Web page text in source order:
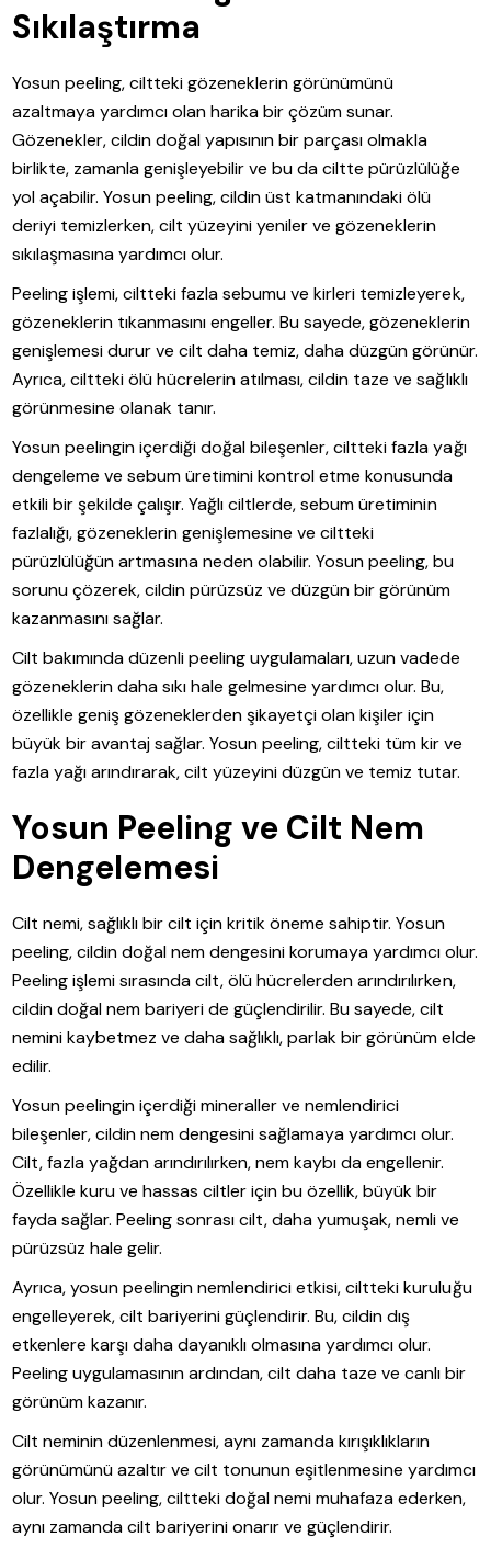
Sıkılaştırma
Yosun peeling, ciltteki gözeneklerin görünümünü
azaltmaya yardımcı olan harika bir çözüm sunar.
Gözenekler, cildin doğal yapısının bir parçası olmakla
birlikte, zamanla genişleyebilir ve bu da ciltte pürüzlülüğe
yol açabilir. Yosun peeling, cildin üst katmanındaki ölü
deriyi temizlerken, cilt yüzeyini yeniler ve gözeneklerin
sıkılaşmasına yardımcı olur.
Peeling işlemi, ciltteki fazla sebumu ve kirleri temizleyerek,
gözeneklerin tıkanmasını engeller. Bu sayede, gözeneklerin
genişlemesi durur ve cilt daha temiz, daha düzgün görünür.
Ayrıca, ciltteki ölü hücrelerin atılması, cildin taze ve sağlıklı
görünmesine olanak tanır.
Yosun peelingin içerdiği doğal bileşenler, ciltteki fazla yağı
dengeleme ve sebum üretimini kontrol etme konusunda
etkili bir şekilde çalışır. Yağlı ciltlerde, sebum üretiminin
fazlalığı, gözeneklerin genişlemesine ve ciltteki
pürüzlülüğün artmasına neden olabilir. Yosun peeling, bu
sorunu çözerek, cildin pürüzsüz ve düzgün bir görünüm
kazanmasını sağlar.
Cilt bakımında düzenli peeling uygulamaları, uzun vadede
gözeneklerin daha sıkı hale gelmesine yardımcı olur. Bu,
özellikle geniş gözeneklerden şikayetçi olan kişiler için
büyük bir avantaj sağlar. Yosun peeling, ciltteki tüm kir ve
fazla yağı arındırarak, cilt yüzeyini düzgün ve temiz tutar.
Yosun Peeling ve Cilt Nem
Dengelemesi
Cilt nemi, sağlıklı bir cilt için kritik öneme sahiptir. Yosun
peeling, cildin doğal nem dengesini korumaya yardımcı olur.
Peeling işlemi sırasında cilt, ölü hücrelerden arındırılırken,
cildin doğal nem bariyeri de güçlendirilir. Bu sayede, cilt
nemini kaybetmez ve daha sağlıklı, parlak bir görünüm elde
edilir.
Yosun peelingin içerdiği mineraller ve nemlendirici
bileşenler, cildin nem dengesini sağlamaya yardımcı olur.
Cilt, fazla yağdan arındırılırken, nem kaybı da engellenir.
Özellikle kuru ve hassas ciltler için bu özellik, büyük bir
fayda sağlar. Peeling sonrası cilt, daha yumuşak, nemli ve
pürüzsüz hale gelir.
Ayrıca, yosun peelingin nemlendirici etkisi, ciltteki kuruluğu
engelleyerek, cilt bariyerini güçlendirir. Bu, cildin dış
etkenlere karşı daha dayanıklı olmasına yardımcı olur.
Peeling uygulamasının ardından, cilt daha taze ve canlı bir
görünüm kazanır.
Cilt neminin düzenlenmesi, aynı zamanda kırışıklıkların
görünümünü azaltır ve cilt tonunun eşitlenmesine yardımcı
olur. Yosun peeling, ciltteki doğal nemi muhafaza ederken,
aynı zamanda cilt bariyerini onarır ve güçlendirir.